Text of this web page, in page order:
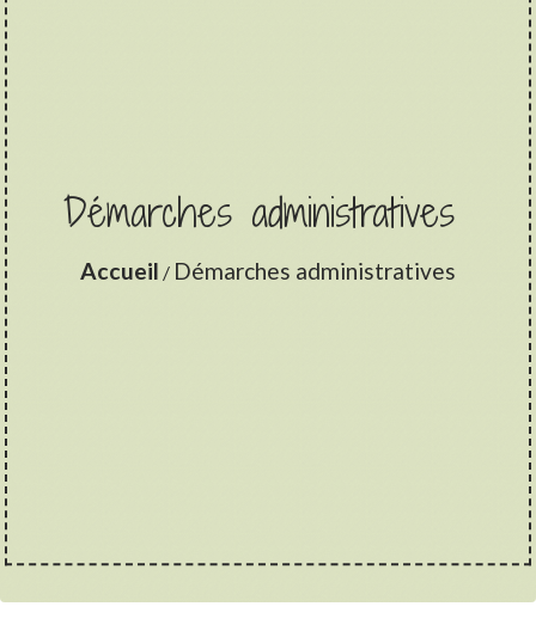
Démarches administratives
Accueil / Démarches administratives